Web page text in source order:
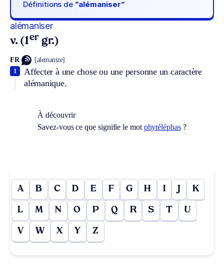
Définitions de “alémaniser“
alémaniser
v. (1er gr.)
FR [alemanize]
Affecter à une chose ou une personne un caractère
alémanique.
1
À découvrir
Savez-vous ce que signifie le mot phytéléphas?
A B C D E F G H I J K
L M N O P Q R S T U
V W X Y Z